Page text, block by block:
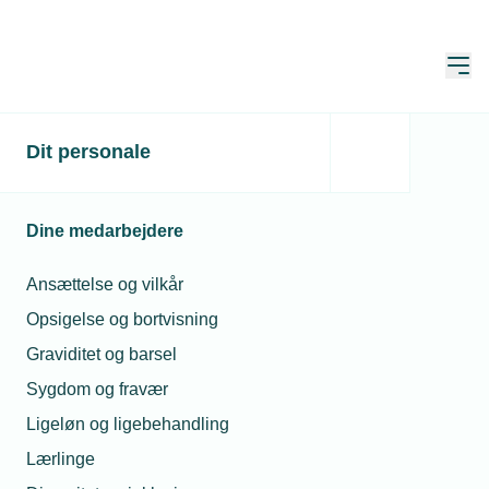
Dit personale
Dine medarbejdere
Ansættelse og vilkår
Opsigelse og bortvisning
Graviditet og barsel
Sygdom og fravær
Ligeløn og ligebehandling
Lærlinge
Godkendelse af andres
arbejde som autoriseret
virksomhed
Opdateret: 28. maj 2026
Kan autoriserede virksomheder
godkende andres arbejde?
Svar